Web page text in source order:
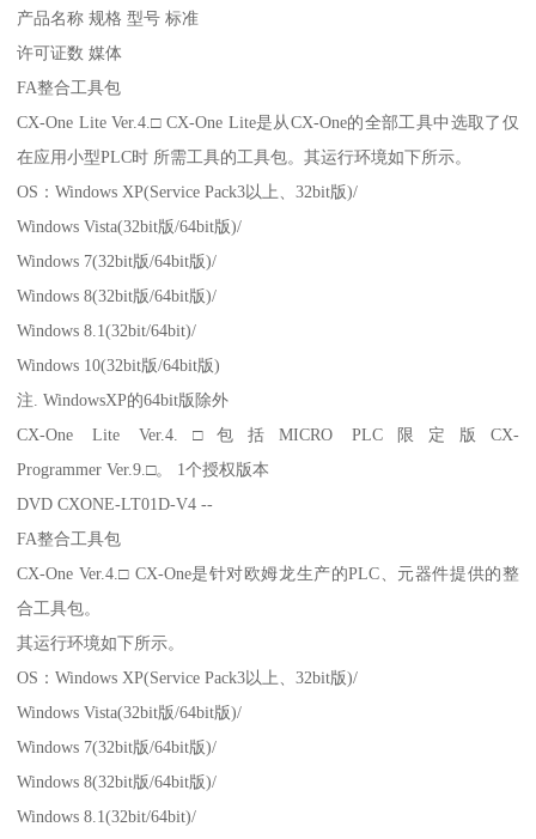
产品名称 规格 型号 标准
许可证数 媒体
FA整合工具包
CX-One Lite Ver.4.□ CX-One Lite是从CX-One的全部工具中选取了仅
在应用小型PLC时 所需工具的工具包。其运行环境如下所示。
OS：Windows XP(Service Pack3以上、32bit版)/
Windows Vista(32bit版/64bit版)/
Windows 7(32bit版/64bit版)/
Windows 8(32bit版/64bit版)/
Windows 8.1(32bit/64bit)/
Windows 10(32bit版/64bit版)
注. WindowsXP的64bit版除外
CX-One Lite Ver.4.□包括MICRO PLC限定版CX-
Programmer Ver.9.□。 1个授权版本
DVD CXONE-LT01D-V4 --
FA整合工具包
CX-One Ver.4.□ CX-One是针对欧姆龙生产的PLC、元器件提供的整
合工具包。
其运行环境如下所示。
OS：Windows XP(Service Pack3以上、32bit版)/
Windows Vista(32bit版/64bit版)/
Windows 7(32bit版/64bit版)/
Windows 8(32bit版/64bit版)/
Windows 8.1(32bit/64bit)/